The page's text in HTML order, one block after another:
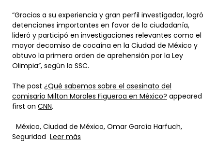
“Gracias a su experiencia y gran perfil investigador, logró
detenciones importantes en favor de la ciudadanía,
lideró y participó en investigaciones relevantes como el
mayor decomiso de cocaína en la Ciudad de México y
obtuvo la primera orden de aprehensión por la Ley
Olimpia”, según la SSC.
The post ¿Qué sabemos sobre el asesinato del
comisario Milton Morales Figueroa en México? appeared
first on CNN.
México, Ciudad de México, Omar García Harfuch,
Seguridad Leer más